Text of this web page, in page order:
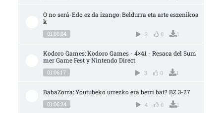
O no será-Edo ez da izango: Beldurra eta arte eszenikoa
k
01:00:04 3 0 1
Kodoro Games: Kodoro Games - 4×41 - Resaca del Sum
mer Game Fest y Nintendo Direct
01:06:17 3 0 1
BabaZorra: Youtubeko urrezko era berri bat? BZ 3-27
01:06:24 4 0 1